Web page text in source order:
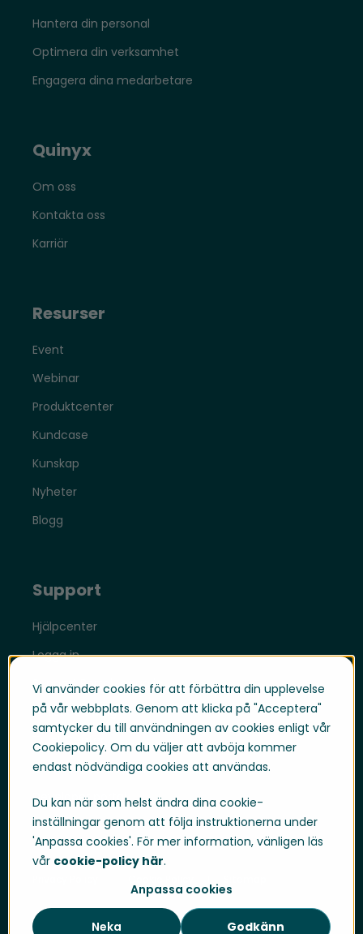
Vi använder cookies för att förbättra din upplevelse
på vår webbplats. Genom att klicka på "Acceptera"
samtycker du till användningen av cookies enligt vår
Cookiepolicy. Om du väljer att avböja kommer
endast nödvändiga cookies att användas.
Du kan när som helst ändra dina cookie-
inställningar genom att följa instruktionerna under
'Anpassa cookies'. För mer information, vänligen läs
vår cookie-policy här.
Anpassa cookies
Godkänn
Neka
Hantera din personal
Optimera din verksamhet
Engagera dina medarbetare
Quinyx
Om oss
Kontakta oss
Karriär
Resurser
Event
Webinar
Produktcenter
Kundcase
Kunskap
Nyheter
Blogg
Support
Hjälpcenter
Logga in
Support Portal Logga in
Whistleblowing
Trust Center
Compliance & Policies
Developer portal